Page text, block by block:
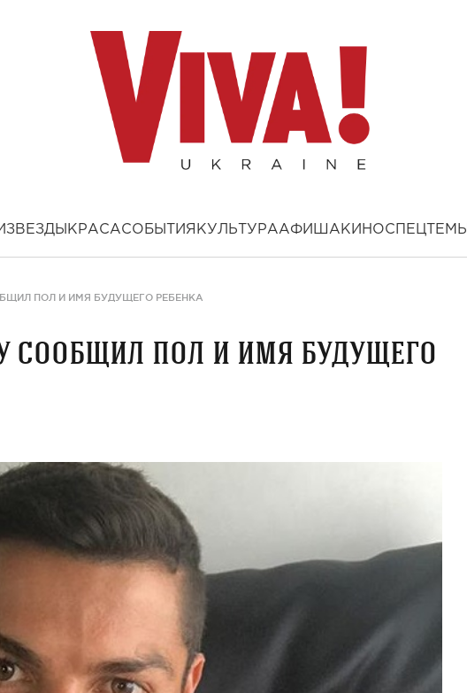
ЗВЕЗДЫ КРАСАСОБЫТИЯ КУЛЬТУРААФИША КИНОСПЕЦТЕМЫ
ПОЛ И ИМЯ БУДУЩЕГО РЕБЕНКА
сообщил пол и имя будущего